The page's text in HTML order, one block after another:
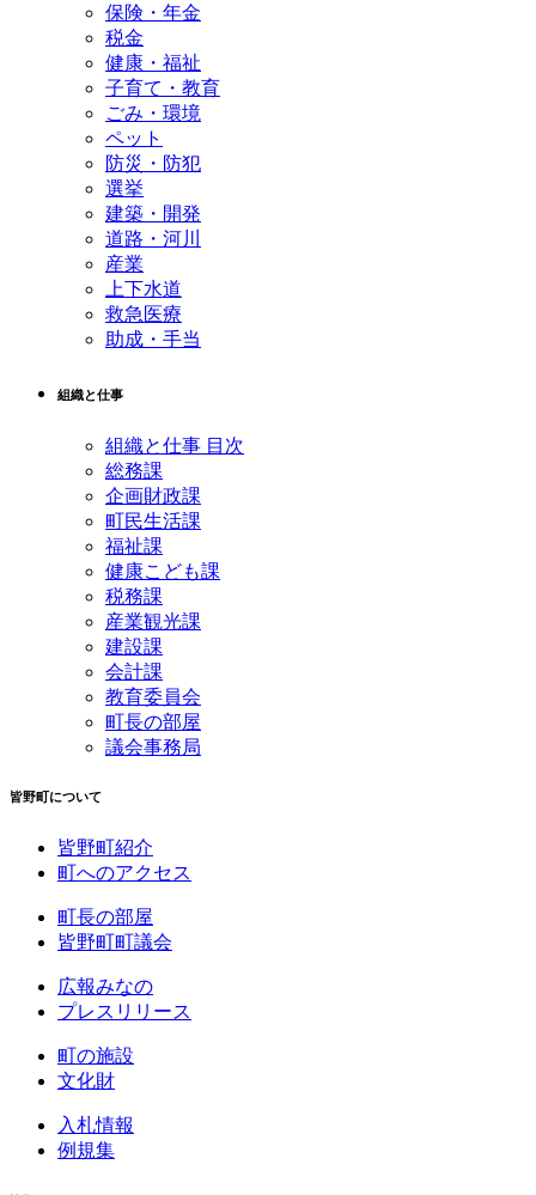
保険・年金
税金
健康・福祉
子育て・教育
ごみ・環境
ペット
防災・防犯
選挙
建築・開発
道路・河川
産業
上下水道
救急医療
助成・手当
組織と仕事
組織と仕事 目次
総務課
企画財政課
町民生活課
福祉課
健康こども課
税務課
産業観光課
建設課
会計課
教育委員会
町長の部屋
議会事務局
皆野町について
皆野町紹介
町へのアクセス
町長の部屋
皆野町町議会
広報みなの
プレスリリース
町の施設
文化財
入札情報
例規集